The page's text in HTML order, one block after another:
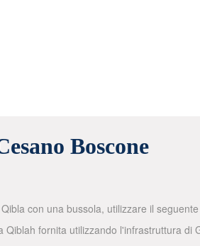
Boscone
con una bussola, utilizzare il
fornita utilizzando l'infrastruttura di